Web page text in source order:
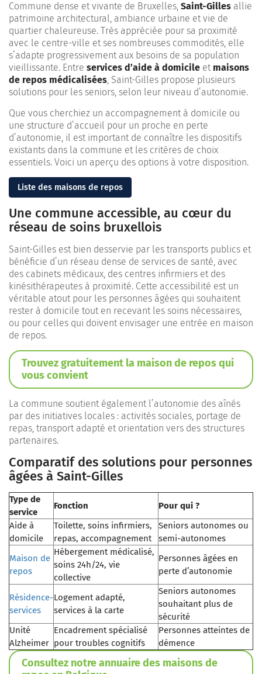
Commune dense et vivante de Bruxelles, Saint-Gilles allie
patrimoine architectural, ambiance urbaine et vie de
quartier chaleureuse. Très appréciée pour sa proximité
avec le centre-ville et ses nombreuses commodités, elle
s’adapte progressivement aux besoins de sa population
vieillissante. Entre services d’aide à domicile et maisons
de repos médicalisées, Saint-Gilles propose plusieurs
solutions pour les seniors, selon leur niveau d’autonomie.
Que vous cherchiez un accompagnement à domicile ou
une structure d’accueil pour un proche en perte
d’autonomie, il est important de connaître les dispositifs
existants dans la commune et les critères de choix
essentiels. Voici un aperçu des options à votre disposition.
Liste des maisons de repos
Une commune accessible, au cœur du
réseau de soins bruxellois
Saint-Gilles est bien desservie par les transports publics et
bénéficie d’un réseau dense de services de santé, avec
des cabinets médicaux, des centres infirmiers et des
kinésithérapeutes à proximité. Cette accessibilité est un
véritable atout pour les personnes âgées qui souhaitent
rester à domicile tout en recevant les soins nécessaires,
ou pour celles qui doivent envisager une entrée en maison
de repos.
Trouvez gratuitement la maison de repos qui
vous convient
La commune soutient également l’autonomie des aînés
par des initiatives locales : activités sociales, portage de
repas, transport adapté et orientation vers des structures
partenaires.
Comparatif des solutions pour personnes
âgées à Saint-Gilles
Type de
service
Fonction
Pour qui ?
Aide à
domicile
Toilette, soins infirmiers,
repas, accompagnement
Seniors autonomes ou
semi-autonomes
Maison de
repos
Hébergement médicalisé,
soins 24h/24, vie
collective
Personnes âgées en
perte d’autonomie
Résidence-
services
Logement adapté,
services à la carte
Seniors autonomes
souhaitant plus de
sécurité
Unité
Alzheimer
Encadrement spécialisé
pour troubles cognitifs
Personnes atteintes de
démence
Consultez notre annuaire des maisons de